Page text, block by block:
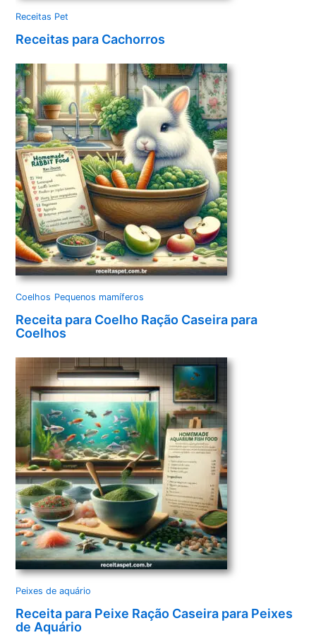
Receitas Pet
Receitas para Cachorros
Coelhos Pequenos mamíferos
Receita para Coelho Ração Caseira para
Coelhos
Peixes de aquário
Receita para Peixe Ração Caseira para Peixes
de Aquário